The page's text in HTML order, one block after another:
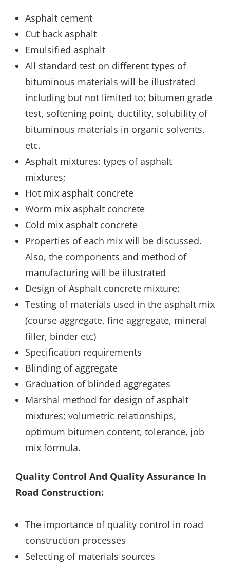
Asphalt cement
Cut back asphalt
Emulsified asphalt
All standard test on different types of
bituminous materials will be illustrated
including but not limited to; bitumen grade
test, softening point, ductility, solubility of
bituminous materials in organic solvents,
etc.
Asphalt mixtures: types of asphalt
mixtures;
Hot mix asphalt concrete
Worm mix asphalt concrete
Cold mix asphalt concrete
Properties of each mix will be discussed.
Also, the components and method of
manufacturing will be illustrated
Design of Asphalt concrete mixture:
Testing of materials used in the asphalt mix
(course aggregate, fine aggregate, mineral
filler, binder etc)
Specification requirements
Blinding of aggregate
Graduation of blinded aggregates
Marshal method for design of asphalt
mixtures; volumetric relationships,
optimum bitumen content, tolerance, job
mix formula.
Quality Control And Quality Assurance In
Road Construction:
The importance of quality control in road
construction processes
Selecting of materials sources